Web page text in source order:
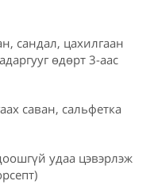
сандал, цахилгаан
өдөрт 3-аас
саван, сальфетка
удаа цэвэрлэж